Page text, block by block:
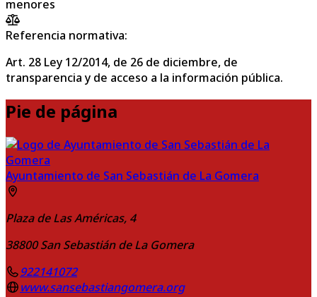
menores
Referencia normativa:
Art. 28 Ley 12/2014, de 26 de diciembre, de
transparencia y de acceso a la información pública.
Pie de página
Ayuntamiento de San Sebastián de La Gomera
Plaza de Las Américas, 4
38800 San Sebastián de La Gomera
922141072
www.sansebastiangomera.org